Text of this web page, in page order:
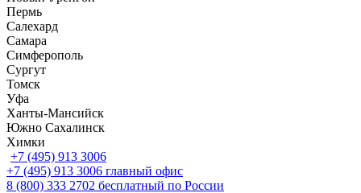
Пермь
Салехард
Самара
Симферополь
Сургут
Томск
Уфа
Ханты-Мансийск
Южно Сахалинск
Химки
+7 (495) 913 3006
+7 (495) 913 3006 главный офис
8 (800) 333 2702 бесплатный по России